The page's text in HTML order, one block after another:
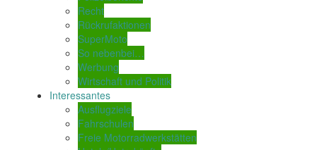
Recht
Rückrufaktionen
SuperMoto
So nebenbei…
Werbung
Wirtschaft und Politik
Interessantes
Ausflugziele
Fahrschulen
Freie Motorradwerkstätten